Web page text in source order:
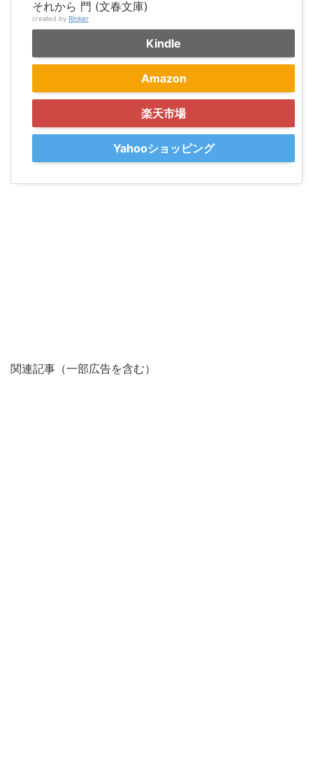
それから 門 (文春文庫)
created by Rinker
Kindle
Amazon
楽天市場
Yahooショッピング
関連記事（一部広告を含む）